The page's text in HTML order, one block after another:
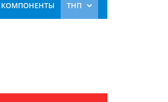
КОМПОНЕНТЫ ТНП